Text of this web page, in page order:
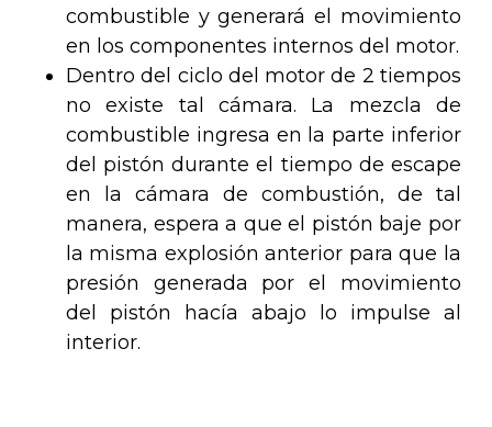
combustible y generará el movimiento
en los componentes internos del motor.
Dentro del ciclo del motor de 2 tiempos
no existe tal cámara. La mezcla de
combustible ingresa en la parte inferior
del pistón durante el tiempo de escape
en la cámara de combustión, de tal
manera, espera a que el pistón baje por
la misma explosión anterior para que la
presión generada por el movimiento
del pistón hacía abajo lo impulse al
interior.